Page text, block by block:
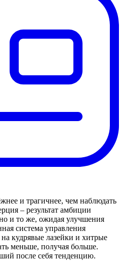
и трагичнее, чем наблюдать
– результат амбиции
и то же, ожидая улучшения
система управления
кудрявые лазейки и хитрые
меньше, получая больше.
после себя тенденцию.